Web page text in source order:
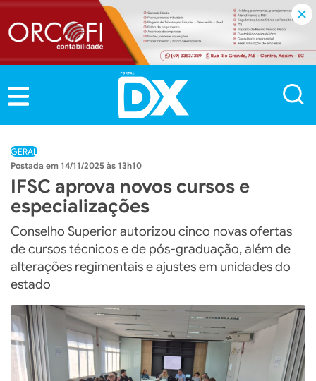
GERAL
14/11/2025 às 13h10
IFSC aprova novos cursos e
especializações
Conselho Superior autorizou cinco novas ofertas
de cursos técnicos e de pós-graduação, além de
alterações regimentais e ajustes em unidades do
estado